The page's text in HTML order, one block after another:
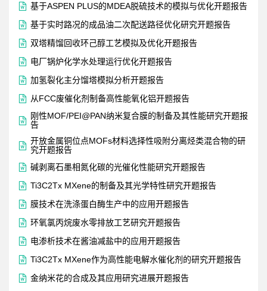
 基于ASPEN PLUS的MDEA脱硫技术的模拟与优化开题报告
 基于实时路况的成品油二次配送路径优化研究开题报告
 双塔精馏回收环己醇工艺模拟及优化开题报告
 电厂锅炉化学水处理运行优化开题报告
 加氢裂化主分馏塔模拟分析开题报告
 从FCC废催化剂制备高性能氧化铝开题报告
 刚性MOF/PEI@PAN纳米复合膜的制备及其性能研究开题报
告
 开放金属铜位点MOFs材料选择性吸附分离烃类混合物的研
究开题报告
 碱剥离石墨相氮化碳的光催化性能研究开题报告
 Ti3C2Tx MXene的制备及其光学特性研究开题报告
 膜技术在洗涤蛋白酶生产中的应用开题报告
 环氧氯丙烷废水零排放工艺研究开题报告
 电渗析技术在酱油减盐中的应用开题报告
 Ti3C2Tx MXene作为高性能电解水催化剂的研究开题报告
 金纳米花的合成及其应用研究进展开题报告